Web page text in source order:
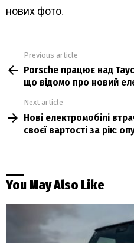
нових фото.
more
Previous article
Porsche працює над
що відомо про новий
Next article
Нові електромобілі
своєї вартості за рік:
You May Also Like